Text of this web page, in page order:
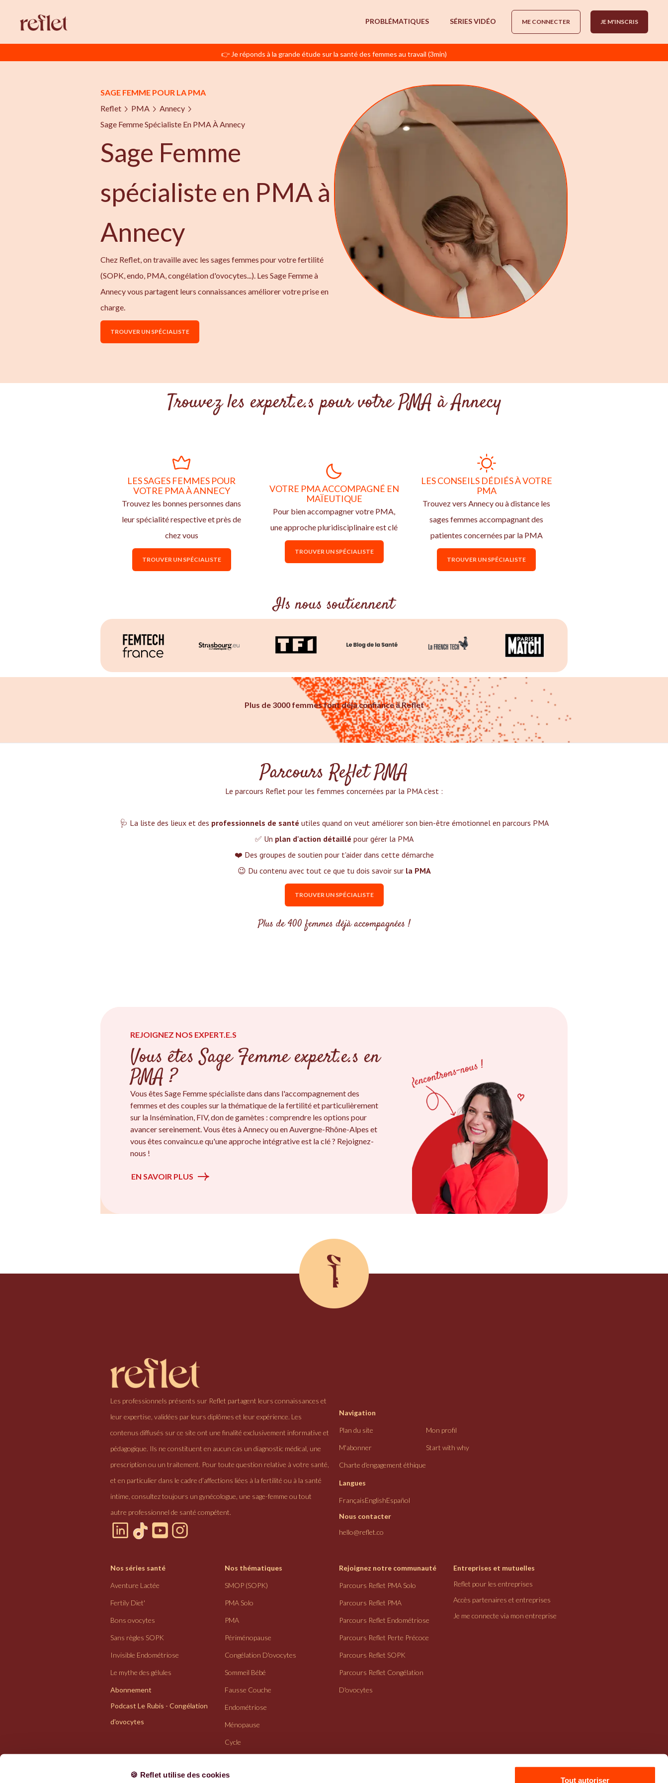
🍪 Reflet utilise des cookies
Tout autoriser
PROBLÉMATIQUES SÉRIES VIDÉO ME CONNECTER JE M'INSCRIS
👉 Je réponds à la grande étude sur la santé des femmes au travail (3min)
SAGE FEMME POUR LA PMA
Reflet
PMA
Annecy
Sage Femme Spécialiste En PMA À Annecy
Sage Femme
spécialiste en PMA à
Annecy
Chez Reflet, on travaille avec les sages femmes pour votre fertilité
(SOPK, endo, PMA, congélation d'ovocytes...). Les Sage Femme à
Annecy vous partagent leurs connaissances améliorer votre prise en
charge.
TROUVER UN SPÉCIALISTE
Trouvez les expert.e.s pour votre PMA à Annecy
LES SAGES FEMMES POUR
VOTRE PMA À ANNECY
Trouvez les bonnes personnes dans
leur spécialité respective et près de
chez vous
TROUVER UN SPÉCIALISTE
VOTRE PMA ACCOMPAGNÉ EN
MAÏEUTIQUE
Pour bien accompagner votre PMA,
une approche pluridisciplinaire est clé
TROUVER UN SPÉCIALISTE
LES CONSEILS DÉDIÉS À VOTRE
PMA
Trouvez vers Annecy ou à distance les
sages femmes accompagnant des
patientes concernées par la PMA
TROUVER UN SPÉCIALISTE
Ils nous soutiennent
Plus de 3000 femmes font déjà confiance à Reflet
Parcours Reflet PMA
Le parcours Reflet pour les femmes concernées par la PMA c'est :‍
🩺 La liste des lieux et des professionnels de santé utiles quand on veut améliorer son bien-être émotionnel en parcours PMA
✅ Un plan d'action détaillé pour gérer la PMA
❤️ Des groupes de soutien pour t'aider dans cette démarche
😉 Du contenu avec tout ce que tu dois savoir sur la PMA
TROUVER UN SPÉCIALISTE
Plus de 400 femmes déjà accompagnées !
REJOIGNEZ NOS EXPERT.E.S
Vous êtes Sage Femme expert.e.s en
PMA ?
Vous êtes Sage Femme spécialiste dans dans l'accompagnement des
femmes et des couples sur la thématique de la fertilité et particulièrement
sur la Insémination, FIV, don de gamètes : comprendre les options pour
avancer sereinement. Vous êtes à Annecy ou en Auvergne-Rhône-Alpes et
vous êtes convaincu.e qu'une approche intégrative est la clé ? Rejoignez-
nous !
EN SAVOIR PLUS
Les professionnels présents sur Reflet partagent leurs connaissances et
leur expertise, validées par leurs diplômes et leur expérience. Les
contenus diffusés sur ce site ont une finalité exclusivement informative et
pédagogique. Ils ne constituent en aucun cas un diagnostic médical, une
prescription ou un traitement. Pour toute question relative à votre santé,
et en particulier dans le cadre d’affections liées à la fertilité ou à la santé
intime, consultez toujours un gynécologue, une sage-femme ou tout
autre professionnel de santé compétent.
Navigation
Plan du site Mon profil
M'abonner Start with why
Charte d'engagement éthique
Langues
FrançaisEnglishEspañol
Nous contacter
hello@reflet.co
Nos séries santé
Aventure Lactée
Fertily Diet'
Bons ovocytes
Sans règles SOPK
Invisible Endométriose
Le mythe des gélules
Abonnement
Podcast Le Rubis - Congélation
d'ovocytes
Nos thématiques
SMOP (SOPK)
PMA Solo
PMA
Périménopause
Congélation D'ovocytes
Sommeil Bébé
Fausse Couche
Endométriose
Ménopause
Cycle
Rejoignez notre communauté
Parcours Reflet PMA Solo
Parcours Reflet PMA
Parcours Reflet Endométriose
Parcours Reflet Perte Précoce
Parcours Reflet SOPK
Parcours Reflet Congélation
D'ovocytes
Entreprises et mutuelles
Reflet pour les entreprises
Accès partenaires et entreprises
Je me connecte via mon entreprise